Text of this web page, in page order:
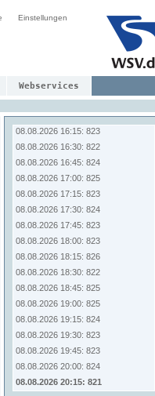
Einstellungen
Webservices
08.08.2026 14:30: 824
08.08.2026 15:30: 823
08.08.2026 15:45: 826
08.08.2026 16:00: 824
08.08.2026 16:15: 823
08.08.2026 16:30: 822
08.08.2026 16:45: 824
08.08.2026 17:00: 825
08.08.2026 17:15: 823
08.08.2026 17:30: 824
08.08.2026 17:45: 823
08.08.2026 18:00: 823
08.08.2026 18:15: 826
08.08.2026 18:30: 822
08.08.2026 18:45: 825
08.08.2026 19:00: 825
08.08.2026 19:15: 824
08.08.2026 19:30: 823
08.08.2026 19:45: 823
08.08.2026 20:00: 824
08.08.2026 20:15: 821